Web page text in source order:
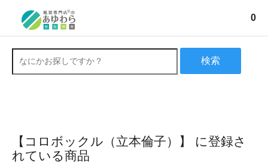
0
検索
【コロボックル（立本倫子）】 に登録さ
れている商品